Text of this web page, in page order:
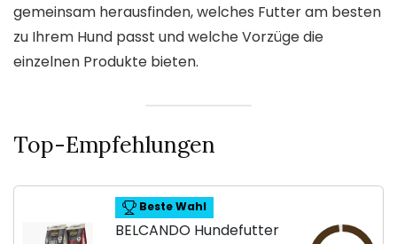
gemeinsam herausfinden, welches Futter am besten
zu Ihrem Hund passt und welche Vorzüge die
einzelnen Produkte bieten.
Top-Empfehlungen
Beste Wahl
BELCANDO Hundefutter